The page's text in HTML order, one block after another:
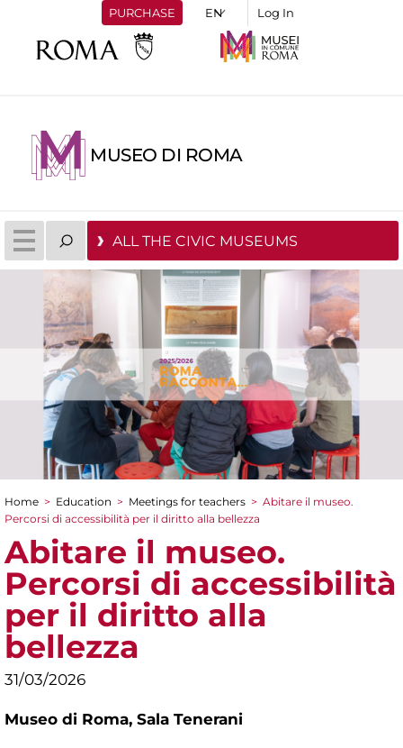
PURCHASE Log In
MUSEO DI ROMA
ALL THE CIVIC MUSEUMS
You are here
Home > Education > Meetings for teachers > Abitare il museo.
Percorsi di accessibilità per il diritto alla bellezza
Abitare il museo.
Percorsi di accessibilità
per il diritto alla
bellezza
31/03/2026
Museo di Roma, Sala Tenerani